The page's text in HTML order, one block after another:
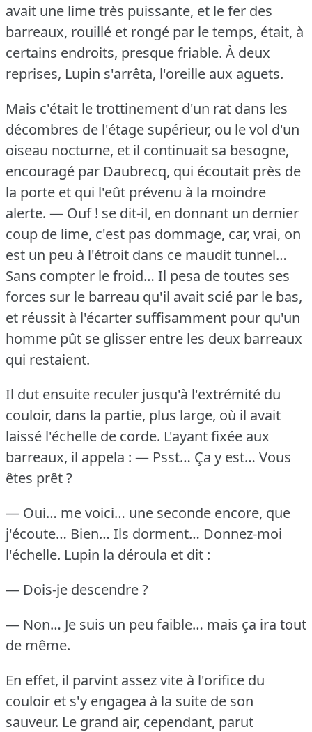
avait une lime très puissante, et le fer des
barreaux, rouillé et rongé par le temps, était, à
certains endroits, presque friable. À deux
reprises, Lupin s'arrêta, l'oreille aux aguets.
Mais c'était le trottinement d'un rat dans les
décombres de l'étage supérieur, ou le vol d'un
oiseau nocturne, et il continuait sa besogne,
encouragé par Daubrecq, qui écoutait près de
la porte et qui l'eût prévenu à la moindre
alerte. — Ouf ! se dit-il, en donnant un dernier
coup de lime, c'est pas dommage, car, vrai, on
est un peu à l'étroit dans ce maudit tunnel…
Sans compter le froid… Il pesa de toutes ses
forces sur le barreau qu'il avait scié par le bas,
et réussit à l'écarter suffisamment pour qu'un
homme pût se glisser entre les deux barreaux
qui restaient.
Il dut ensuite reculer jusqu'à l'extrémité du
couloir, dans la partie, plus large, où il avait
laissé l'échelle de corde. L'ayant fixée aux
barreaux, il appela : — Psst… Ça y est… Vous
êtes prêt ?
— Oui… me voici… une seconde encore, que
j'écoute… Bien… Ils dorment… Donnez-moi
l'échelle. Lupin la déroula et dit :
— Dois-je descendre ?
— Non… Je suis un peu faible… mais ça ira tout
de même.
En effet, il parvint assez vite à l'orifice du
couloir et s'y engagea à la suite de son
sauveur. Le grand air, cependant, parut